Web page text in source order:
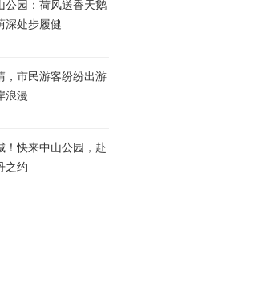
公园：荷风送香天鹅
深处步履健
，市民游客纷纷出游
浪漫
！快来中山公园，赴
之约